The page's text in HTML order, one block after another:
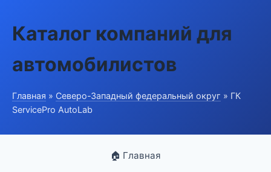
Каталог компаний для
автомобилистов
Главная » Северо-Западный федеральный округ » ГК
ServicePro AutoLab
🏠 Главная